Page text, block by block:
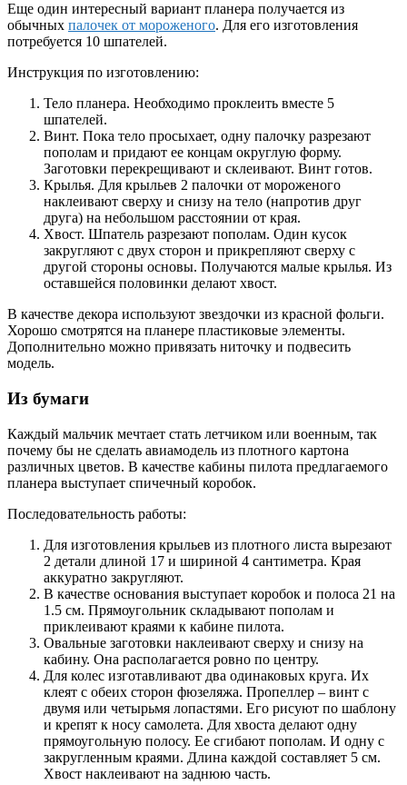
Еще один интересный вариант планера получается из
обычных палочек от мороженого. Для его изготовления
потребуется 10 шпателей.
Инструкция по изготовлению:
Тело планера. Необходимо проклеить вместе 5
шпателей.
Винт. Пока тело просыхает, одну палочку разрезают
пополам и придают ее концам округлую форму.
Заготовки перекрещивают и склеивают. Винт готов.
Крылья. Для крыльев 2 палочки от мороженого
наклеивают сверху и снизу на тело (напротив друг
друга) на небольшом расстоянии от края.
Хвост. Шпатель разрезают пополам. Один кусок
закругляют с двух сторон и прикрепляют сверху с
другой стороны основы. Получаются малые крылья. Из
оставшейся половинки делают хвост.
В качестве декора используют звездочки из красной фольги.
Хорошо смотрятся на планере пластиковые элементы.
Дополнительно можно привязать ниточку и подвесить
модель.
Из бумаги
Каждый мальчик мечтает стать летчиком или военным, так
почему бы не сделать авиамодель из плотного картона
различных цветов. В качестве кабины пилота предлагаемого
планера выступает спичечный коробок.
Последовательность работы:
Для изготовления крыльев из плотного листа вырезают
2 детали длиной 17 и шириной 4 сантиметра. Края
аккуратно закругляют.
В качестве основания выступает коробок и полоса 21 на
1.5 см. Прямоугольник складывают пополам и
приклеивают краями к кабине пилота.
Овальные заготовки наклеивают сверху и снизу на
кабину. Она располагается ровно по центру.
Для колес изготавливают два одинаковых круга. Их
клеят с обеих сторон фюзеляжа. Пропеллер – винт с
двумя или четырьмя лопастями. Его рисуют по шаблону
и крепят к носу самолета. Для хвоста делают одну
прямоугольную полосу. Ее сгибают пополам. И одну с
закругленным краями. Длина каждой составляет 5 см.
Хвост наклеивают на заднюю часть.